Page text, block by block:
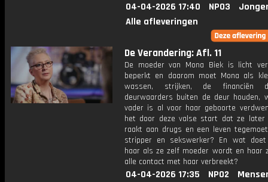
04-04-2026 17:40 NPO3
Alle afleveringen
De Verandering: Afl. 11
De moeder van Mona Biek is licht
beperkt en daarom moet Mona als
wassen, strijken, de financiën
deurwaarders buiten de deur houden,
vader is al voor haar geboorte
het door deze valse start dat ze later
raakt aan drugs en een leven
stripper en sekswerker? En wat
haar als ze zelf moeder wordt en haar
alle contact met haar verbreekt?
04-04-2026 17:35 NPO2